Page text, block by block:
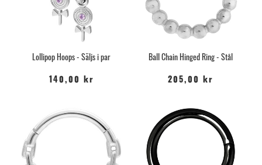
Lollipop Hoops - Säljs i par
140,00 kr
Ball Chain Hinged Ring - Stål
205,00 kr